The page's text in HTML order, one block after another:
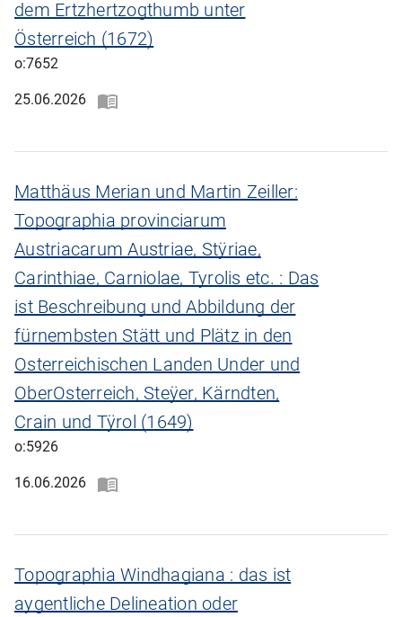
dem Ertzhertzogthumb unter
Österreich (1672)
o:7652
25.06.2026
Matthäus Merian und Martin Zeiller:
Topographia provinciarum
Austriacarum Austriae, Stÿriae,
Carinthiae, Carniolae, Tyrolis etc. : Das
ist Beschreibung und Abbildung der
fürnembsten Stätt und Plätz in den
Osterreichischen Landen Under und
OberOsterreich, Steÿer, Kärndten,
Crain und Tÿrol (1649)
o:5926
16.06.2026
Topographia Windhagiana : das ist
aygentliche Delineation oder